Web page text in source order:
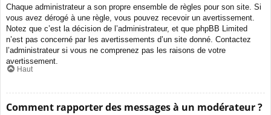
Chaque administrateur a son propre ensemble de règles pour son site. Si
vous avez dérogé à une règle, vous pouvez recevoir un avertissement.
Notez que c’est la décision de l’administrateur, et que phpBB Limited
n’est pas concerné par les avertissements d’un site donné. Contactez
l’administrateur si vous ne comprenez pas les raisons de votre
avertissement.
Haut
Comment rapporter des messages à un modérateur ?